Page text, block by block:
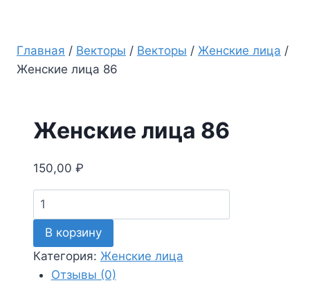
Главная / Векторы / Векторы / Женские лица /
Женские лица 86
Женские лица 86
150,00 ₽
Количество
товара
Женские
лица
86
В корзину
Категория: Женские лица
Отзывы (0)